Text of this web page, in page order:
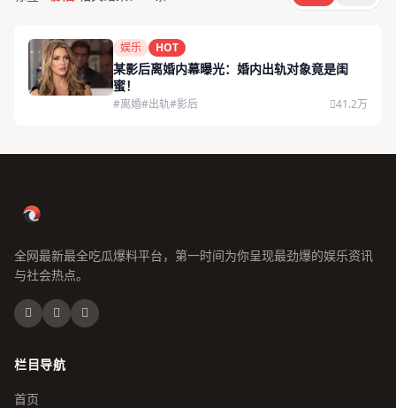
娱乐 HOT
某影后离婚内幕曝光：婚内出轨对象竟是闺
蜜！
#离婚#出轨#影后 41.2万
全网最新最全吃瓜爆料平台，第一时间为你呈现最劲爆的娱乐资讯
与社会热点。
栏目导航
首页